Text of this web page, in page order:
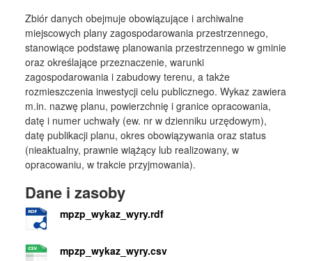
Zbiór danych obejmuje obowiązujące i archiwalne
miejscowych plany zagospodarowania przestrzennego,
stanowiące podstawę planowania przestrzennego w gminie
oraz określające przeznaczenie, warunki
zagospodarowania i zabudowy terenu, a także
rozmieszczenia inwestycji celu publicznego. Wykaz zawiera
m.in. nazwę planu, powierzchnię i granice opracowania,
datę i numer uchwały (ew. nr w dzienniku urzędowym),
datę publikacji planu, okres obowiązywania oraz status
(nieaktualny, prawnie wiążący lub realizowany, w
opracowaniu, w trakcie przyjmowania).
Dane i zasoby
mpzp_wykaz_wyry.rdf
mpzp_wykaz_wyry.csv